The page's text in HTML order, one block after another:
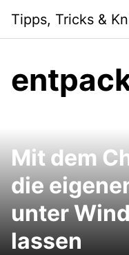
content
Tipps, Tricks &
Mit dem
die
unter
lassen